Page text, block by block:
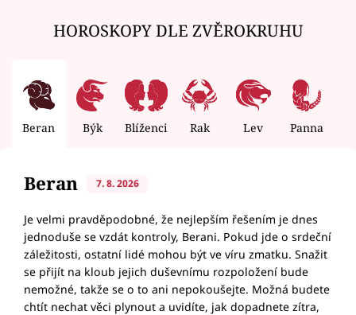
HOROSKOPY DLE ZVĚROKRUHU
Beran Býk Blíženci Rak Lev Panna
Beran 7. 8. 2026
Je velmi pravděpodobné, že nejlepším řešením je dnes
jednoduše se vzdát kontroly, Berani. Pokud jde o srdeční
záležitosti, ostatní lidé mohou být ve víru zmatku. Snažit
se přijít na kloub jejich duševnímu rozpoložení bude
nemožné, takže se o to ani nepokoušejte. Možná budete
chtít nechat věci plynout a uvidíte, jak dopadnete zítra,